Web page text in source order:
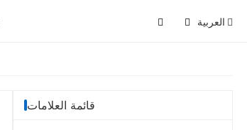
العربية
قائمة العلامات